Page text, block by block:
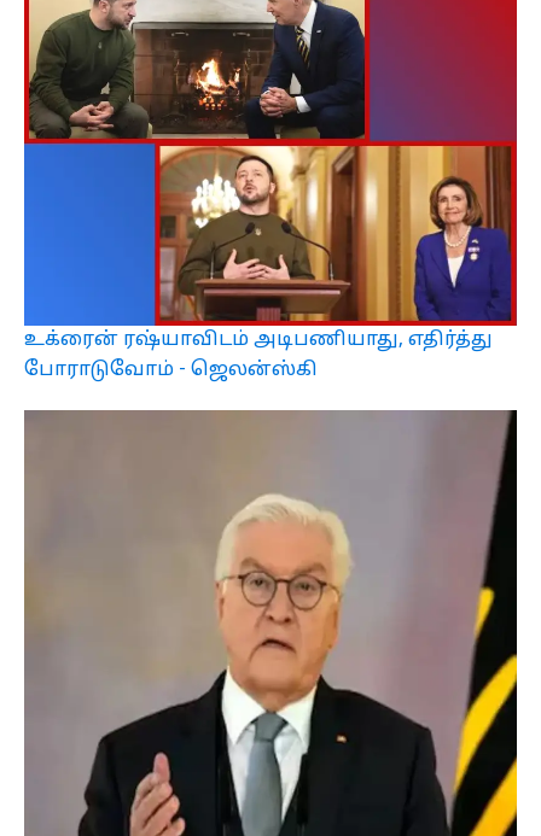
உக்ரைன் ரஷ்யாவிடம் அடிபணியாது, எதிர்த்து
போராடுவோம் - ஜெலன்ஸ்கி